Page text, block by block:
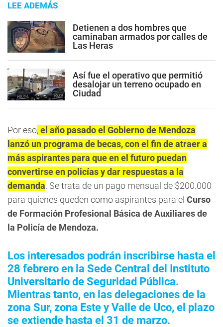
LEE ADEMÁS
Detienen a dos hombres que
caminaban armados por calles de
Las Heras
Así fue el operativo que permitió
desalojar un terreno ocupado en
Ciudad
Por eso,el año pasado el Gobierno de Mendoza
lanzó un programa de becas, con el fin de atraer a
más aspirantes para que en el futuro puedan
convertirse en policías y dar respuestas a la
demanda. Se trata de un pago mensual de $200.000
para quienes queden como aspirantes para el Curso
de Formación Profesional Básica de Auxiliares de
la Policía de Mendoza.
Los interesados podrán inscribirse hasta el
28 febrero en la Sede Central del Instituto
Universitario de Seguridad Pública.
Mientras tanto, en las delegaciones de la
zona Sur, zona Este y Valle de Uco, el plazo
se extiende hasta el 31 de marzo.